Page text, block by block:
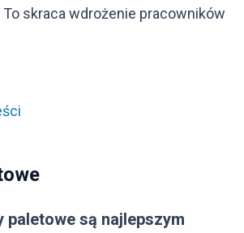
skraca wdrożenie pracowników
paletowe są najlepszym